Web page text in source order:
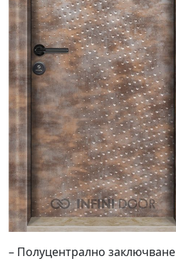
– Полуцентрално заключване